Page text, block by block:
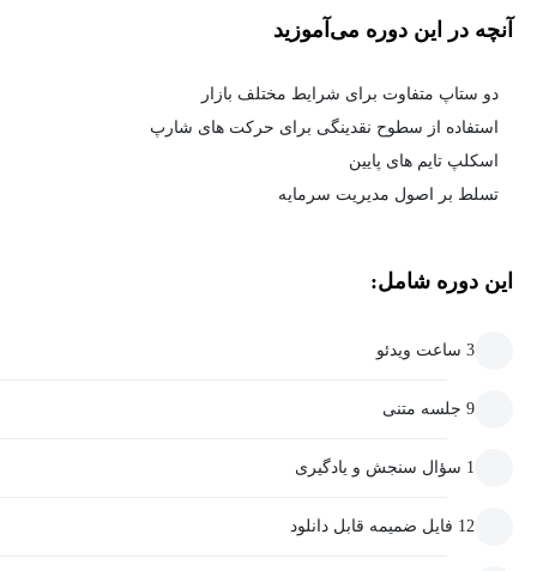
آنچه در این دوره می‌آموزید
دو ستاپ متفاوت برای شرایط مختلف بازار
استفاده از سطوح نقدینگی برای حرکت های شارپ
اسکلپ تایم های پایین
تسلط بر اصول مدیریت سرمایه
این دوره شامل:
3 ساعت ویدئو
9 جلسه متنی
1 سؤال سنجش و یادگیری
12 فایل ضمیمه قابل دانلود